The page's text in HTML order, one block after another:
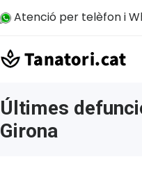
Atenció per telèfon i
Últimes
Girona